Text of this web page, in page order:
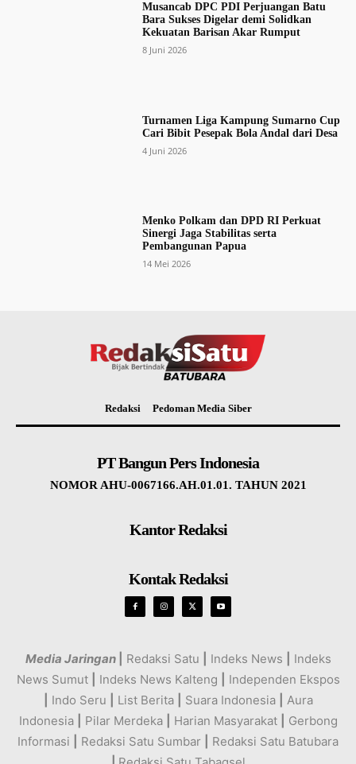
Musancab DPC PDI Perjuangan Batu
Bara Sukses Digelar demi Solidkan
Kekuatan Barisan Akar Rumput
8 Juni 2026
Turnamen Liga Kampung Sumarno Cup
Cari Bibit Pesepak Bola Andal dari Desa
4 Juni 2026
Menko Polkam dan DPD RI Perkuat
Sinergi Jaga Stabilitas serta
Pembangunan Papua
14 Mei 2026
Redaksi Pedoman Media Siber
PT Bangun Pers Indonesia
NOMOR AHU-0067166.AH.01.01. TAHUN 2021
Kantor Redaksi
Kontak Redaksi
Media Jaringan Redaksi Satu Indeks News
Indeks
News Sumut
Indeks News Kalteng
Independen Ekspos
Indo Seru List Berita Suara Indonesia
Aura
Indonesia
Pilar Merdeka Harian Masyarakat
Gerbong
Informasi
Redaksi Satu Sumbar
Redaksi Satu Batubara